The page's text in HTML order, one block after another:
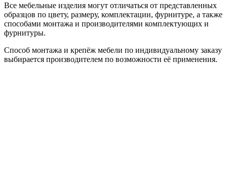
Все мебельные изделия могут отличаться от представленных
образцов по цвету, размеру, комплектации, фурнитуре, а также
способами монтажа и производителями комплектующих и
фурнитуры.
Способ монтажа и крепёж мебели по индивидуальному заказу
выбирается производителем по возможности её применения.